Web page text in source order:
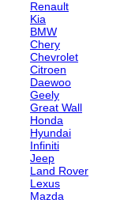
Renault
Kia
BMW
Chery
Chevrolet
Citroen
Daewoo
Geely
Great Wall
Honda
Hyundai
Infiniti
Jeep
Land Rover
Lexus
Mazda